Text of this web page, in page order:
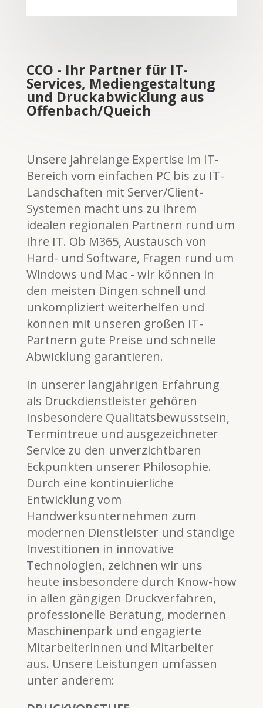
CCO - Ihr Partner für IT-
Services, Mediengestaltung
und Druckabwicklung aus
Offenbach/Queich
Unsere jahrelange Expertise im IT-
Bereich vom einfachen PC bis zu IT-
Landschaften mit Server/Client-
Systemen macht uns zu Ihrem
idealen regionalen Partnern rund um
Ihre IT. Ob M365, Austausch von
Hard- und Software, Fragen rund um
Windows und Mac - wir können in
den meisten Dingen schnell und
unkompliziert weiterhelfen und
können mit unseren großen IT-
Partnern gute Preise und schnelle
Abwicklung garantieren.
In unserer langjährigen Erfahrung
als Druckdienstleister gehören
insbesondere Qualitätsbewusstsein,
Termintreue und ausgezeichneter
Service zu den unverzichtbaren
Eckpunkten unserer Philosophie.
Durch eine kontinuierliche
Entwicklung vom
Handwerksunternehmen zum
modernen Dienstleister und ständige
Investitionen in innovative
Technologien, zeichnen wir uns
heute insbesondere durch Know-how
in allen gängigen Druckverfahren,
professionelle Beratung, modernen
Maschinenpark und engagierte
Mitarbeiterinnen und Mitarbeiter
aus. Unsere Leistungen umfassen
unter anderem: